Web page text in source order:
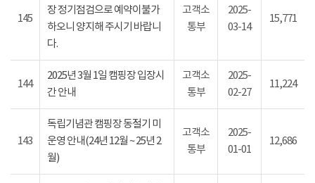
145
장 정기점검으로 예약이불가
하오니 양지해 주시기 바랍니
다.
고객소
통부
2025-
03-14
15,771
144
2025년 3월 1일 캠핑장 입장시
간 안내
고객소
통부
2025-
02-27
11,224
143
독립기념관 캠핑장 동절기 미
운영 안내(24년 12월 ~ 25년 2
월)
고객소
통부
2025-
01-01
12,686